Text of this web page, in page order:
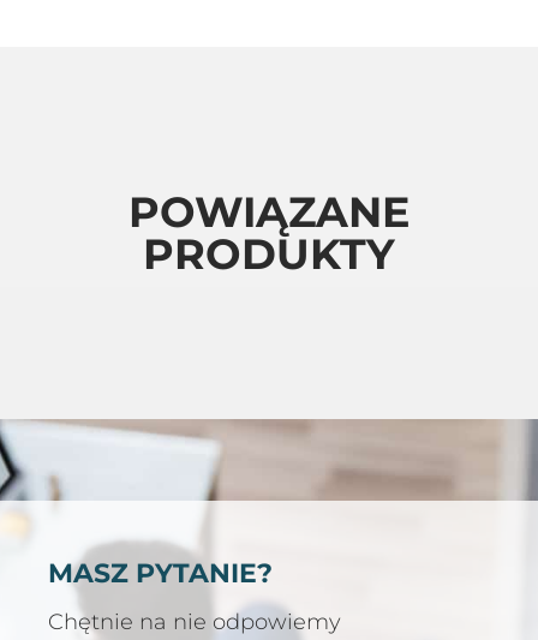
POWIĄZANE
PRODUKTY
MASZ PYTANIE?
Chętnie na nie odpowiemy